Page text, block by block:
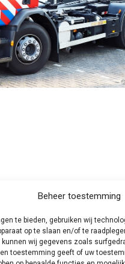
Beheer toestemming
te bieden, gebruiken wij
op te slaan en/of te
wij gegevens zoals
toestemming geeft of uw